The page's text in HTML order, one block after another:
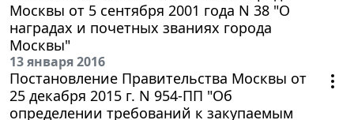
Москвы от 5 сентября 2001 года N 38 "О
наградах и почетных званиях города
Москвы"
13 января 2016
Постановление Правительства Москвы от
25 декабря 2015 г. N 954-ПП "Об
определении требований к закупаемым